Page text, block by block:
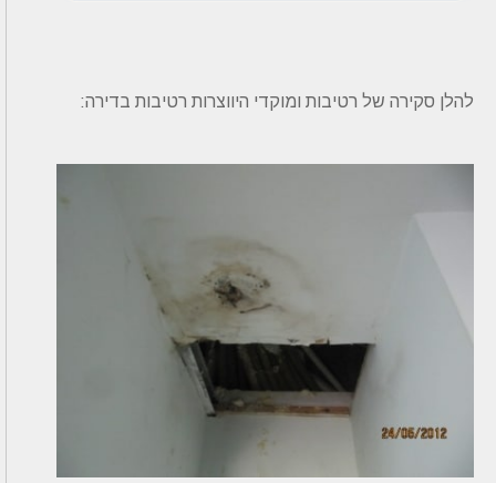
להלן סקירה של רטיבות ומוקדי היווצרות רטיבות בדירה: